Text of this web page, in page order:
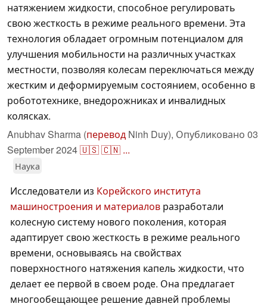
натяжением жидкости, способное регулировать
свою жесткость в режиме реального времени. Эта
технология обладает огромным потенциалом для
улучшения мобильности на различных участках
местности, позволяя колесам переключаться между
жестким и деформируемым состоянием, особенно в
робототехнике, внедорожниках и инвалидных
колясках.
Anubhav Sharma (перевод Ninh Duy), Опубликовано 03
September 2024🇺🇸🇨🇳 ...
Наука
Исследователи из Корейского института
машиностроения и материалов разработали
колесную систему нового поколения, которая
адаптирует свою жесткость в режиме реального
времени, основываясь на свойствах
поверхностного натяжения капель жидкости, что
делает ее первой в своем роде. Она предлагает
многообещающее решение давней проблемы